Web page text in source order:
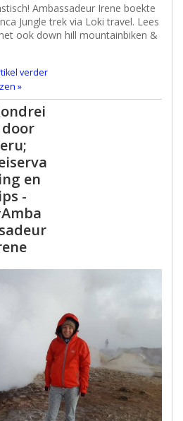
Ambassadeur Irene boekte
Jungle trek via Loki travel. Lees
ook down hill mountainbiken &
verder
»
door
en
-